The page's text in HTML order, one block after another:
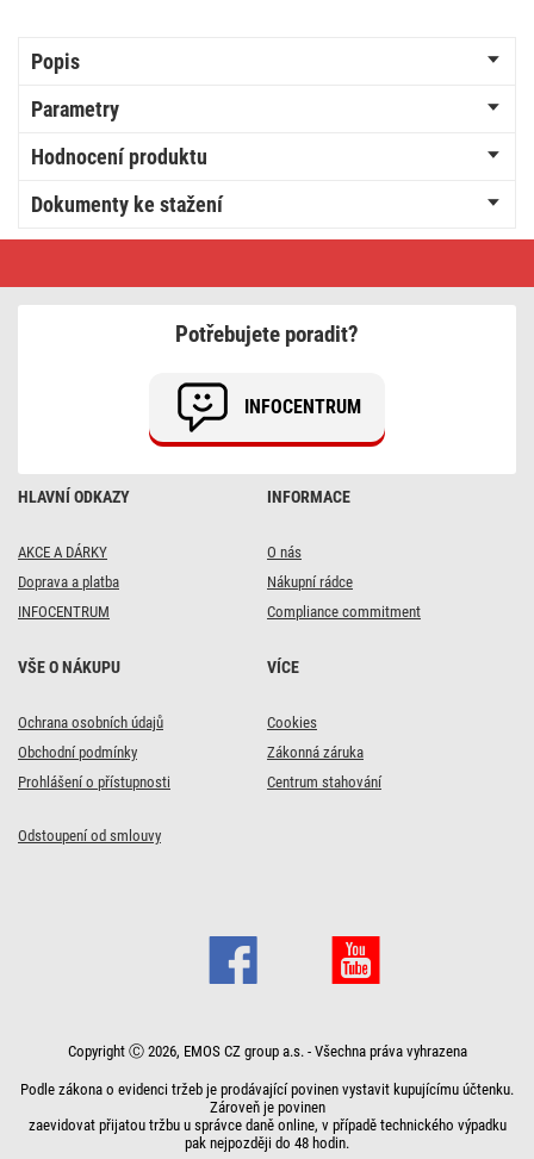
Popis
Parametry
Hodnocení produktu
Dokumenty ke stažení
guma-HLAVNÍ ODKAZY
AKCE A DÁRKY
Doprava a platba
INFOCENTRUM
INFORMACE
O nás
Nákupní rádce
Compliance commitment
VŠE O NÁKUPU
Ochrana osobních údajů
Obchodní podmínky
Prohlášení o přístupnosti
VÍCE
Cookies
Zákonná záruka
Centrum stahování
Odstoupení od smlouvy
Potřebujete poradit?
INFOCENTRUM
Copyright Ⓒ 2026, EMOS CZ group a.s. - Všechna práva vyhrazena
Podle zákona o evidenci tržeb je prodávající povinen vystavit kupujícímu účtenku.
Zároveň je povinen
zaevidovat přijatou tržbu u správce daně online, v případě technického výpadku
pak nejpozději do 48 hodin.